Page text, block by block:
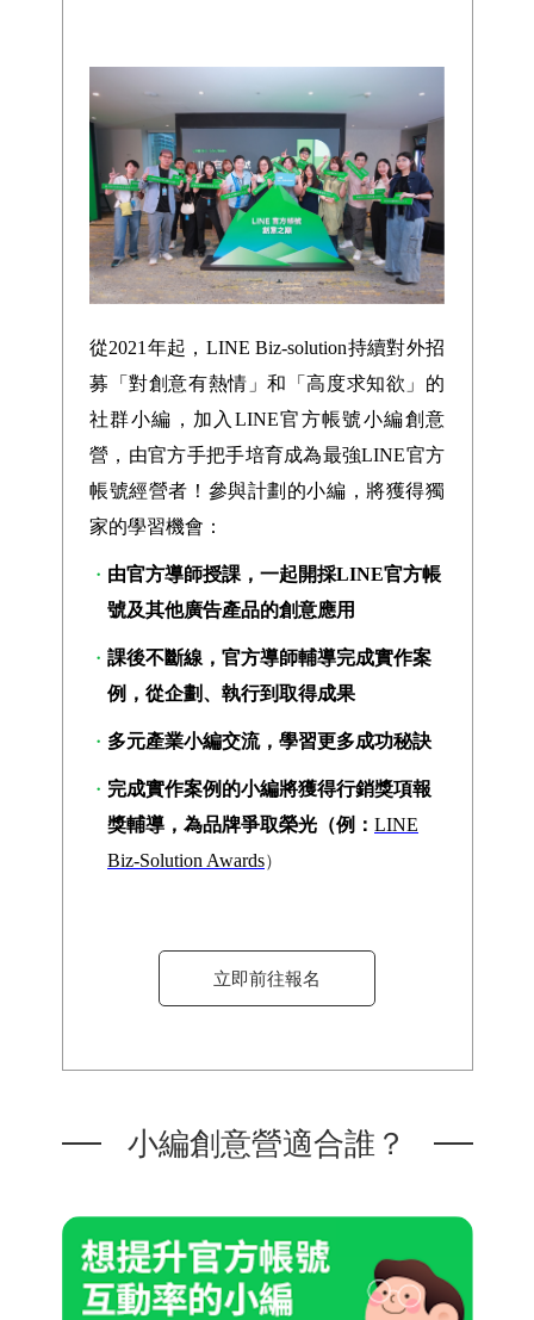
從2021年起，LINE Biz-solution持續對外招
募「對創意有熱情」和「高度求知欲」的
社群小編，加入LINE官方帳號小編創意
營，由官方手把手培育成為最強LINE官方
帳號經營者！參與計劃的小編，將獲得獨
家的學習機會：
由官方導師授課，一起開採LINE官方帳
號及其他廣告產品的創意應用
課後不斷線，官方導師輔導完成實作案
例，從企劃、執行到取得成果
多元產業小編交流，學習更多成功秘訣
完成實作案例的小編將獲得行銷獎項報
獎輔導，為品牌爭取榮光（例： LINE
Biz-Solution Awards）
立即前往報名
小編創意營適合誰？